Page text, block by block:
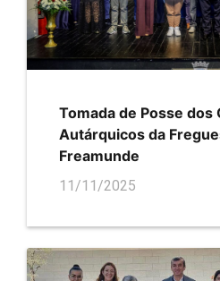
Tomada de Posse dos
Autárquicos da
Freamunde
11/11/2025